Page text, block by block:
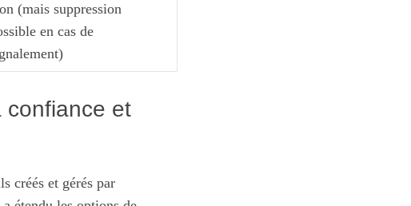
(mais suppression
en cas de
confiance et
créés et gérés par